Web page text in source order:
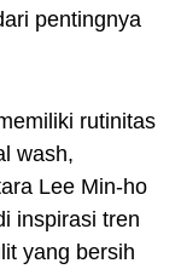
pentingnya
rutinitas
wash,
Lee Min-ho
inspirasi tren
yang bersih